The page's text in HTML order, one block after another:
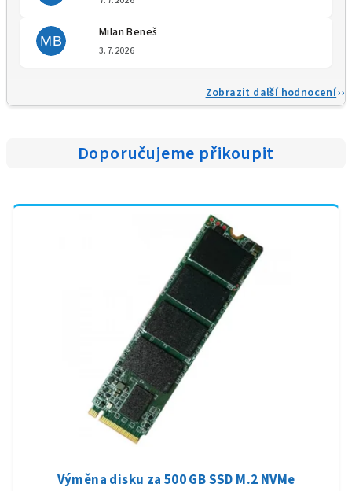
MB
Milan Beneš
3.7.2026
Zobrazit další hodnocení
Doporučujeme přikoupit
Výměna disku za 500 GB SSD M.2 NVMe